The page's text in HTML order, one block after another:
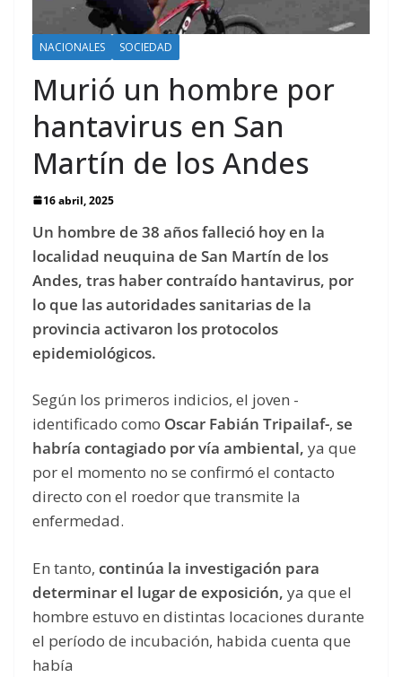
NACIONALES SOCIEDAD
Murió un hombre por
hantavirus en San
Martín de los Andes
16 abril, 2025
Un hombre de 38 años falleció hoy en la
localidad neuquina de San Martín de los
Andes, tras haber contraído hantavirus, por
lo que las autoridades sanitarias de la
provincia activaron los protocolos
epidemiológicos.
Según los primeros indicios, el joven -
identificado como Oscar Fabián Tripailaf-, se
habría contagiado por vía ambiental, ya que
por el momento no se confirmó el contacto
directo con el roedor que transmite la
enfermedad.
En tanto, continúa la investigación para
determinar el lugar de exposición, ya que el
hombre estuvo en distintas locaciones durante
el período de incubación, habida cuenta que
había